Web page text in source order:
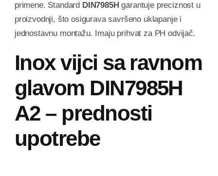
primene. Standard DIN7985H garantuje preciznost u
proizvodnji, što osigurava savršeno uklapanje i
jednostavnu montažu. Imaju prihvat za PH odvijač.
Inox vijci sa ravnom
glavom DIN7985H
A2 – prednosti
upotrebe